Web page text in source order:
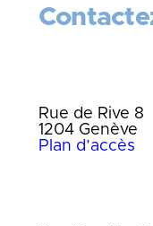
Rue de Rive 8
1204 Genève
Plan d’accès